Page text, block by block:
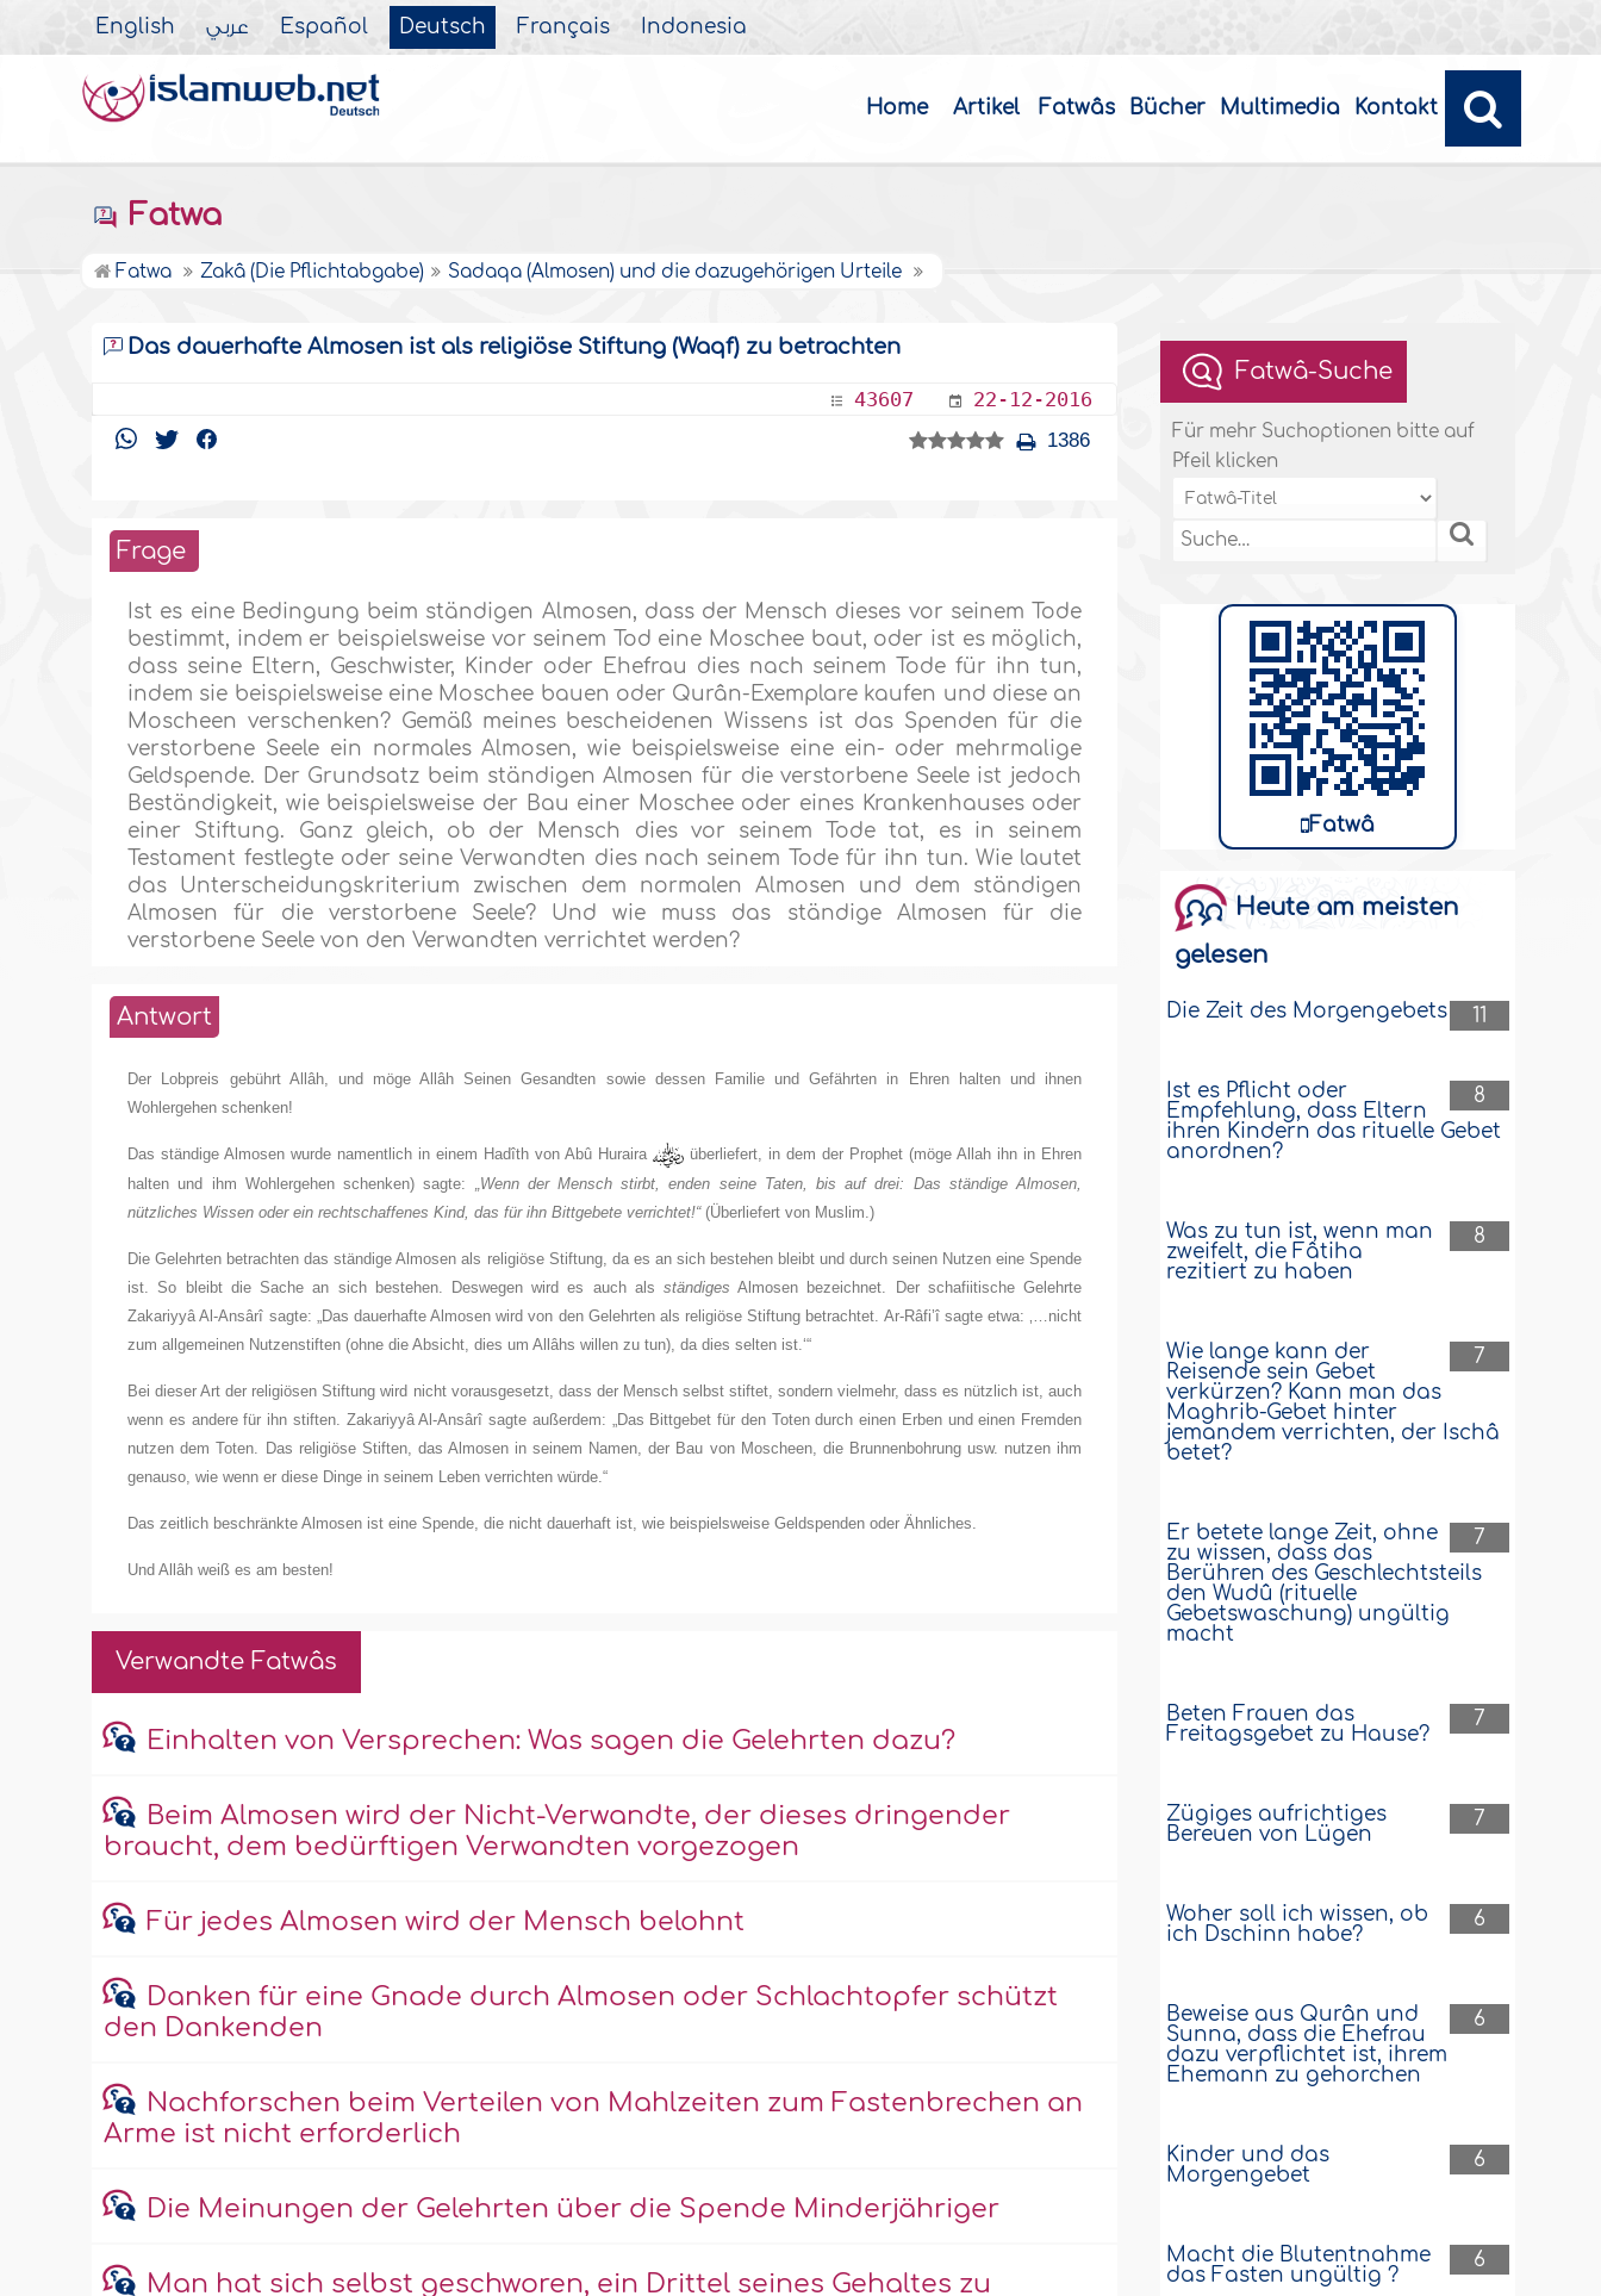
English عربي Español Deutsch Français Indonesia
Home Artikel Fatwâs Bücher Multimedia Kontakt
Fatwa
Fatwa Zakâ (Die Pflichtabgabe) Sadaqa (Almosen) und die dazugehörigen Urteile
Das dauerhafte Almosen ist als religiöse Stiftung (Waqf) zu betrachten
43607 22-12-2016
1386
Frage
Ist es eine Bedingung beim ständigen Almosen, dass der Mensch dieses vor seinem Tode
bestimmt, indem er beispielsweise vor seinem Tod eine Moschee baut, oder ist es möglich,
dass seine Eltern, Geschwister, Kinder oder Ehefrau dies nach seinem Tode für ihn tun,
indem sie beispielsweise eine Moschee bauen oder Qurân-Exemplare kaufen und diese an
Moscheen verschenken? Gemäß meines bescheidenen Wissens ist das Spenden für die
verstorbene Seele ein normales Almosen, wie beispielsweise eine ein- oder mehrmalige
Geldspende. Der Grundsatz beim ständigen Almosen für die verstorbene Seele ist jedoch
Beständigkeit, wie beispielsweise der Bau einer Moschee oder eines Krankenhauses oder
einer Stiftung. Ganz gleich, ob der Mensch dies vor seinem Tode tat, es in seinem
Testament festlegte oder seine Verwandten dies nach seinem Tode für ihn tun. Wie lautet
das Unterscheidungskriterium zwischen dem normalen Almosen und dem ständigen
Almosen für die verstorbene Seele? Und wie muss das ständige Almosen für die
verstorbene Seele von den Verwandten verrichtet werden?
Antwort
Der Lobpreis gebührt Allâh, und möge Allâh Seinen Gesandten sowie dessen Familie und Gefährten in Ehren halten und ihnen
Wohlergehen schenken!
Das ständige Almosen wurde namentlich in einem Hadîth von Abû Huraira
überliefert, in dem der Prophet (möge Allah ihn in Ehren
halten und ihm Wohlergehen schenken) sagte: „Wenn der Mensch stirbt, enden seine Taten, bis auf drei: Das ständige Almosen,
nützliches Wissen oder ein rechtschaffenes Kind, das für ihn Bittgebete verrichtet!“(Überliefert von Muslim.)
Die Gelehrten betrachten das ständige Almosen als religiöse Stiftung, da es an sich bestehen bleibt und durch seinen Nutzen eine Spende
ist. So bleibt die Sache an sich bestehen. Deswegen wird es auch alsständiges Almosen bezeichnet. Der schafiitische Gelehrte
Zakariyyâ Al-Ansârî sagte: „Das dauerhafte Almosen wird von den Gelehrten als religiöse Stiftung betrachtet. Ar-Râfi’î sagte etwa: ‚…nicht
zum allgemeinen Nutzenstiften (ohne die Absicht, dies um Allâhs willen zu tun), da dies selten ist.‘“
Bei dieser Art der religiösen Stiftung wird nicht vorausgesetzt, dass der Mensch selbst stiftet, sondern vielmehr, dass es nützlich ist, auch
wenn es andere für ihn stiften. Zakariyyâ Al-Ansârî sagte außerdem: „Das Bittgebet für den Toten durch einen Erben und einen Fremden
nutzen dem Toten. Das religiöse Stiften, das Almosen in seinem Namen, der Bau von Moscheen, die Brunnenbohrung usw. nutzen ihm
genauso, wie wenn er diese Dinge in seinem Leben verrichten würde.“
Das zeitlich beschränkte Almosen ist eine Spende, die nicht dauerhaft ist, wie beispielsweise Geldspenden oder Ähnliches.
Und Allâh weiß es am besten!
Verwandte Fatwâs
Einhalten von Versprechen: Was sagen die Gelehrten dazu?
Beim Almosen wird der Nicht-Verwandte, der dieses dringender
braucht, dem bedürftigen Verwandten vorgezogen
Für jedes Almosen wird der Mensch belohnt
Danken für eine Gnade durch Almosen oder Schlachtopfer schützt
den Dankenden
Nachforschen beim Verteilen von Mahlzeiten zum Fastenbrechen an
Arme ist nicht erforderlich
Die Meinungen der Gelehrten über die Spende Minderjähriger
Man hat sich selbst geschworen, ein Drittel seines Gehaltes zu
Fatwâ-Suche
Für mehr Suchoptionen bitte auf
Pfeil klicken
Fatwâ
Heute am meisten
gelesen
11
Die Zeit des Morgengebets
8
Ist es Pflicht oder
Empfehlung, dass Eltern
ihren Kindern das rituelle Gebet
anordnen?
8
Was zu tun ist, wenn man
zweifelt, die Fâtiha
rezitiert zu haben
7
Wie lange kann der
Reisende sein Gebet
verkürzen? Kann man das
Maghrib-Gebet hinter
jemandem verrichten, der Ischâ
betet?
7
Er betete lange Zeit, ohne
zu wissen, dass das
Berühren des Geschlechtsteils
den Wudû (rituelle
Gebetswaschung) ungültig
macht
7
Beten Frauen das
Freitagsgebet zu Hause?
7
Zügiges aufrichtiges
Bereuen von Lügen
6
Woher soll ich wissen, ob
ich Dschinn habe?
6
Beweise aus Qurân und
Sunna, dass die Ehefrau
dazu verpflichtet ist, ihrem
Ehemann zu gehorchen
6
Kinder und das
Morgengebet
6
Macht die Blutentnahme
das Fasten ungültig ?